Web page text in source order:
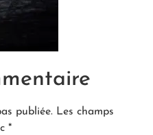
publiée. Les champs
*